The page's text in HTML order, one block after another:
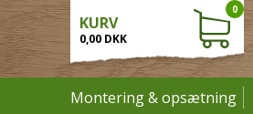
KURV
0,00 DKK
0
Montering & opsætning